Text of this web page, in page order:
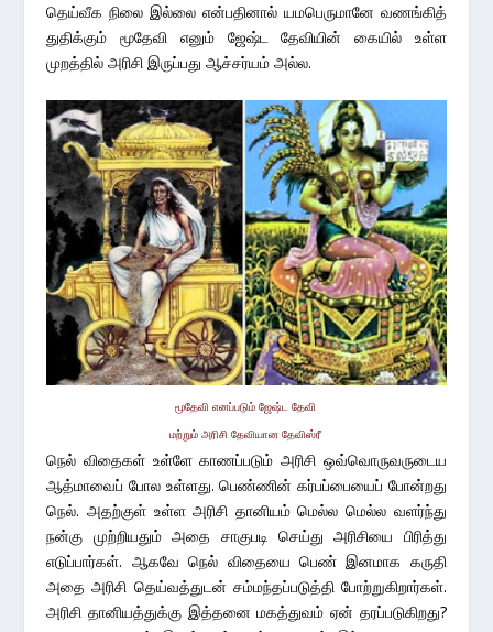
தெய்வீக நிலை இல்லை என்பதினால் யமபெருமானே வணங்கித்
துதிக்கும் மூதேவி எனும் ஜேஷ்ட தேவியின் கையில் உள்ள
முறத்தில் அரிசி இருப்பது ஆச்சர்யம் அல்ல.
மூதேவி எனப்படும் ஜேஷ்ட தேவி
மற்றும் அரிசி தேவியான தேவிஸ்ரீ
நெல் விதைகள் உள்ளே காணப்படும் அரிசி ஒவ்வொருவருடைய
ஆத்மாவைப் போல உள்ளது. பெண்ணின் கர்பப்பையைப் போன்றது
நெல். அதற்குள் உள்ள அரிசி தானியம் மெல்ல மெல்ல வளர்ந்து
நன்கு முற்றியதும் அதை சாகுபடி செய்து அரிசியை பிரித்து
எடுப்பார்கள். ஆகவே நெல் விதையை பெண் இனமாக கருதி
அதை அரிசி தெய்வத்துடன் சம்மந்தப்படுத்தி போற்றுகிறார்கள்.
அரிசி தானியத்துக்கு இத்தனை மகத்துவம் ஏன் தரப்படுகிறது?